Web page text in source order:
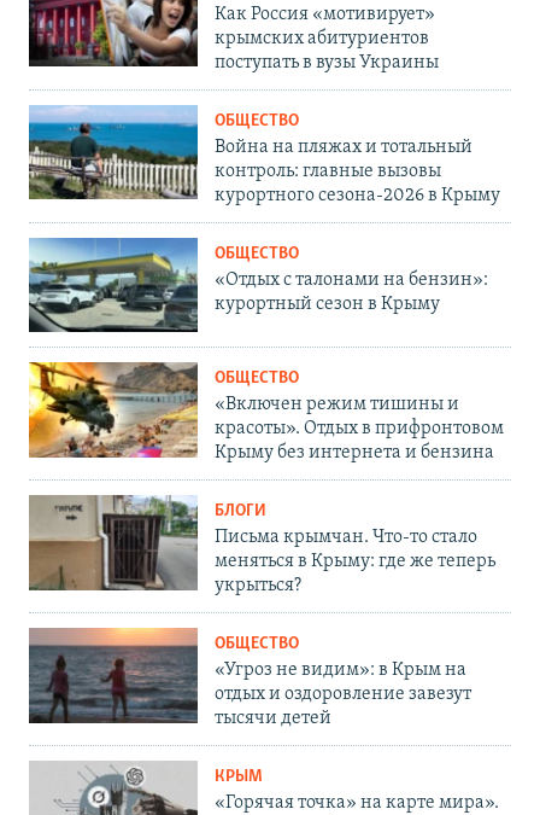
Как Россия «мотивирует»
крымских абитуриентов
поступать в вузы Украины
ОБЩЕСТВО
Война на пляжах и тотальный
контроль: главные вызовы
курортного сезона-2026 в Крыму
ОБЩЕСТВО
«Отдых с талонами на бензин»:
курортный сезон в Крыму
ОБЩЕСТВО
«Включен режим тишины и
красоты». Отдых в прифронтовом
Крыму без интернета и бензина
БЛОГИ
Письма крымчан. Что-то стало
меняться в Крыму: где же теперь
укрыться?
ОБЩЕСТВО
«Угроз не видим»: в Крым на
отдых и оздоровление завезут
тысячи детей
КРЫМ
«Горячая точка» на карте мира».